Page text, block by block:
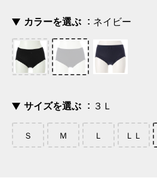
カラーを選ぶ ネイビー
サイズを選ぶ ３Ｌ
Ｓ Ｍ Ｌ ＬＬ